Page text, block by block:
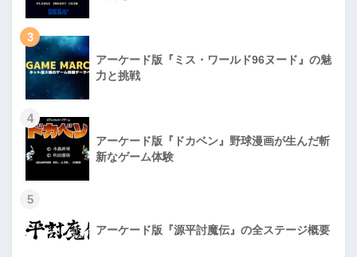
3
アーケード版『ミス・ワールド96ヌード』の魅
力と挑戦
4
アーケード版『ドカベン』野球漫画が生んだ斬
新なゲーム体験
5
アーケード版『源平討魔伝』の全ステージ概要